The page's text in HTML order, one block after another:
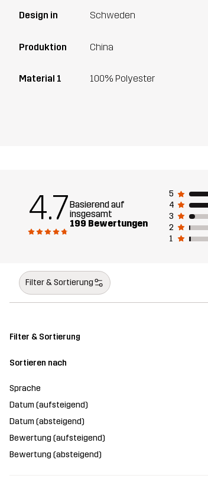
Design in Schweden
Produktion China
Material 1 100% Polyester
4.7Basierend auf
insgesamt
199 Bewertungen
5
4
3
2
1
Filter & Sortierung
Filter & Sortierung
Sortieren nach
Sprache
Datum (aufsteigend)
Datum (absteigend)
Bewertung (aufsteigend)
Bewertung (absteigend)